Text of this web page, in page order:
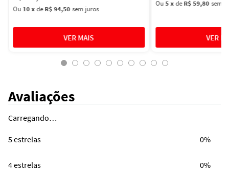
Ou 10xdeR$ 94,50 sem juros
Ou5xdeR$ 59,80 sem
Avaliações
Carregando…
5 estrelas 0%
4 estrelas 0%